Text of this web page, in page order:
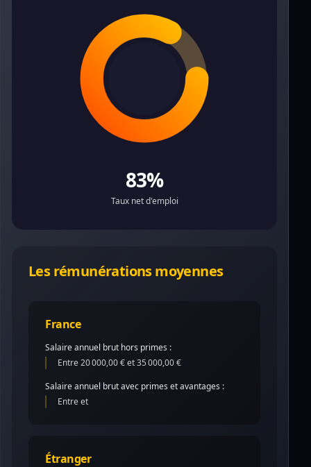
83%
Taux net d'emploi
Les rémunérations moyennes
France
Salaire annuel brut hors primes :
Entre 20 000,00 € et 35 000,00 €
Salaire annuel brut avec primes et avantages :
Entre et
Étranger